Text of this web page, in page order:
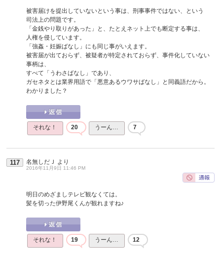
被害届けを提出していないという事は、刑事事件ではない、という
司法上の問題です。
「金銭やり取りがあった」と、たとえネット上でも断定する事は、
人権を侵しています。
「強姦・妊娠ばなし」にも同じ事がいえます。
被害届が出ておらず、被疑者が特定されておらず、事件化していない
事柄は、
すべて「うわさばなし」であり、
ガセネタとは業界用語で「悪意あるウワサばなし」と同義語だから。
わかりました？
それな！ 20 うーん… 7
117 名無しだＪ より
2016年11月9日 11:46 PM
明日のめざましテレビ観なくては。
髪を切った伊野尾くんが観れますね♪
それな！ 19 うーん… 12